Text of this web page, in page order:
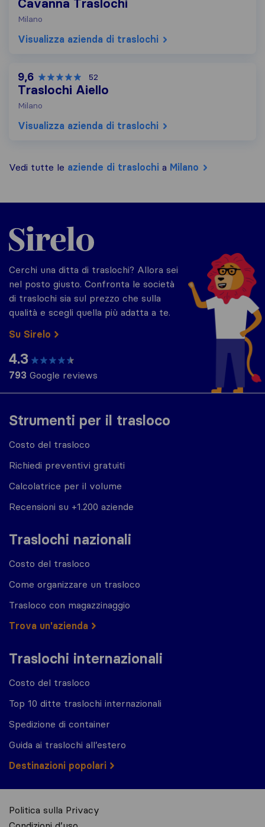
Cavanna Traslochi
Milano
Visualizza azienda di traslochi
9,6 52
Traslochi Aiello
Milano
Visualizza azienda di traslochi
Vedi tutte le aziende di traslochi a Milano
Strumenti per il trasloco
Costo del trasloco
Richiedi preventivi gratuiti
Calcolatrice per il volume
Recensioni su +1.200 aziende
Traslochi nazionali
Costo del trasloco
Come organizzare un trasloco
Trasloco con magazzinaggio
Trova un'azienda
Traslochi internazionali
Costo del trasloco
Top 10 ditte traslochi internazionali
Spedizione di container
Guida ai traslochi all’estero
Destinazioni popolari
Sirelo.it
Cerchi una ditta di traslochi? Allora sei
nel posto giusto. Confronta le società
di traslochi sia sul prezzo che sulla
qualità e scegli quella più adatta a te.
Su Sirelo
4.3
793 Google reviews
Politica sulla Privacy